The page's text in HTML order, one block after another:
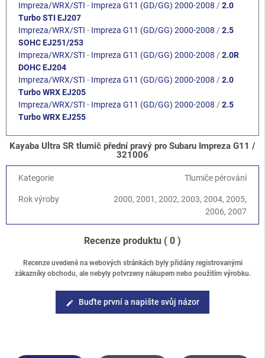
Impreza/WRX/STI - Impreza G11 (GD/GG) 2000-2008 /2.0
Turbo STI EJ207
Impreza/WRX/STI - Impreza G11 (GD/GG) 2000-2008 /2.5
SOHC EJ251/253
Impreza/WRX/STI - Impreza G11 (GD/GG) 2000-2008 /2.0R
DOHC EJ204
Impreza/WRX/STI - Impreza G11 (GD/GG) 2000-2008 /2.0
Turbo WRX EJ205
Impreza/WRX/STI - Impreza G11 (GD/GG) 2000-2008 /2.5
Turbo WRX EJ255
Kayaba Ultra SR tlumič přední pravý pro Subaru Impreza G11 /
321006
Kategorie Tlumiče pérování
Rok výroby
2000, 2001, 2002, 2003, 2004, 2005,
2006, 2007
Recenze produktu ( 0 )
Recenze uvedené na webových stránkách byly přidány registrovanými
zákazníky obchodu, ale nebyly potvrzeny nákupem nebo použitím výrobku.
edit Buďte první a napište svůj názor